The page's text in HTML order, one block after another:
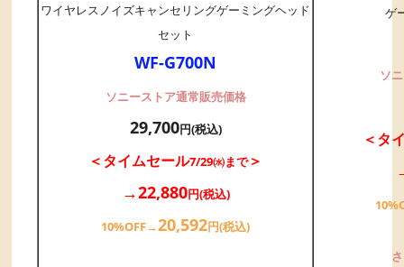
ワイヤレスノイズキャンセリングゲーミングヘッド
セット
WF-G700N
ソニーストア通常販売価格
29,700円(税込)
＜タイムセール7/29㈬まで＞
→22,880円(税込)
10%OFF→20,592円(税込)
ゲ
ソ
＜タ